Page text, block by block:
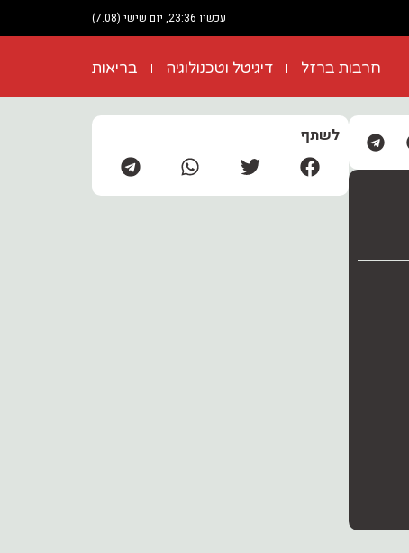
עכשיו 23:36, יום שישי (7.08)
חרבות ברזל דיגיטל וטכנולוגיה בריאות
לשתף